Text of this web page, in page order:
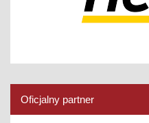
Oficjalny partner